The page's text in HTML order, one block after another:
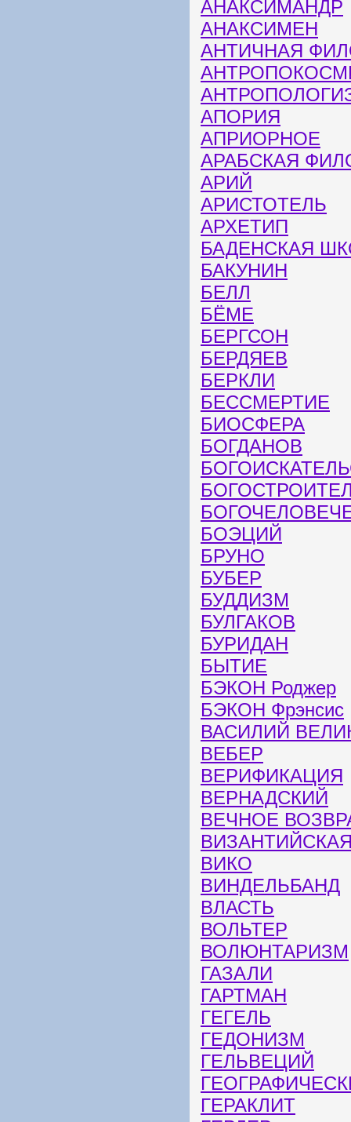
АНАКСИМАНДР
АНАКСИМЕН
АНТИЧНАЯ
АПОРИЯ
АПРИОРНОЕ
АРАБСКАЯ
АРИЙ
АРИСТОТЕЛЬ
АРХЕТИП
БАДЕНСКАЯ
БАКУНИН
БЕЛЛ
БЁМЕ
БЕРГСОН
БЕРДЯЕВ
БЕРКЛИ
БЕССМЕРТИЕ
БИОСФЕРА
БОГДАНОВ
БОЭЦИЙ
БРУНО
БУБЕР
БУДДИЗМ
БУЛГАКОВ
БУРИДАН
БЫТИЕ
БЭКОН Роджер
БЭКОН Фрэнсис
ВАСИЛИЙ
ВЕБЕР
ВЕРИФИКАЦИЯ
ВЕРНАДСКИЙ
ВЕЧНОЕ
ВИКО
ВИНДЕЛЬБАНД
ВЛАСТЬ
ВОЛЬТЕР
ВОЛЮНТАРИЗМ
ГАЗАЛИ
ГАРТМАН
ГЕГЕЛЬ
ГЕДОНИЗМ
ГЕЛЬВЕЦИЙ
ГЕРАКЛИТ